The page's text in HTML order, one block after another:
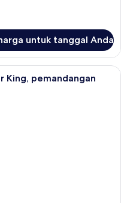
untuk tanggal Anda
Deluks, 1 Tempat Tidur
King, pemandangan